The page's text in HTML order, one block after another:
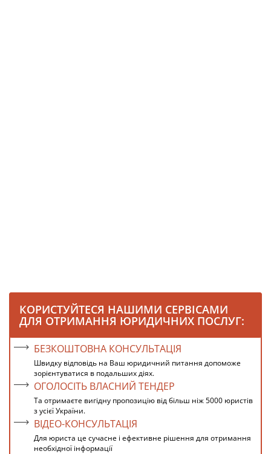
КОРИСТУЙТЕСЯ НАШИМИ СЕРВІСАМИ
ДЛЯ ОТРИМАННЯ ЮРИДИЧНИХ ПОСЛУГ:
БЕЗКОШТОВНА КОНСУЛЬТАЦІЯ
Швидку відповідь на Ваш юридичний питання допоможе
зорієнтуватися в подальших діях.
ОГОЛОСІТЬ ВЛАСНИЙ ТЕНДЕР
Та отримаєте вигідну пропозицію від більш ніж 5000 юристів
з усієї України.
ВІДЕО-КОНСУЛЬТАЦІЯ
Для юриста це сучасне і ефективне рішення для отримання
необхідної інформації